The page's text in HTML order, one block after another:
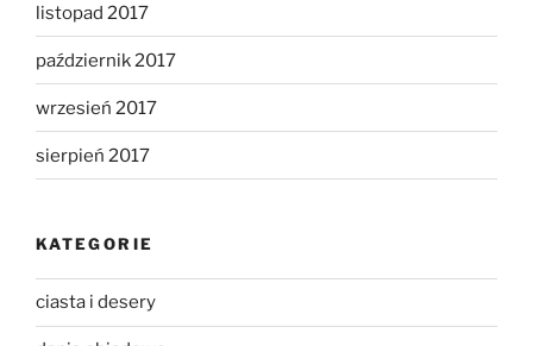
listopad 2017
październik 2017
wrzesień 2017
sierpień 2017
KATEGORIE
ciasta i desery